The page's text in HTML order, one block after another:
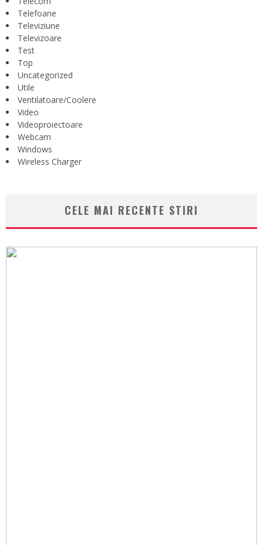
Telefoane
Televiziune
Televizoare
Test
Top
Uncategorized
Utile
Ventilatoare/Coolere
Video
Videoproiectoare
Webcam
Windows
Wireless Charger
CELE MAI RECENTE STIRI